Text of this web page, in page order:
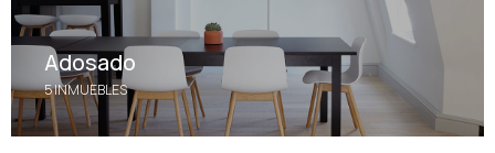
Adosado
5 INMUEBLES